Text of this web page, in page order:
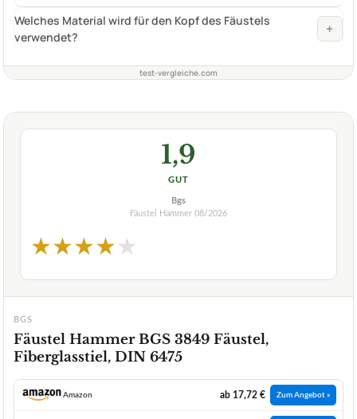
Welches Material wird für den Kopf des Fäustels
verwendet?
+
test-vergleiche.com
1,9
GUT
Bgs
Fäustel Hammer 08/2026
★★★★★
BGS
Fäustel Hammer BGS 3849 Fäustel,
Fiberglasstiel, DIN 6475
Amazon ab 17,72 € Zum Angebot »